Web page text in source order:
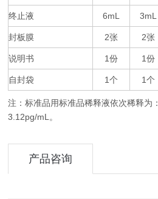
终止液 6mL 3mL
封板膜 2张 2张
说明书 1份 1份
自封袋 1个 1个
注：标准品用标准品稀释液依次稀释为：
3.12pg/mL 。
产品咨询